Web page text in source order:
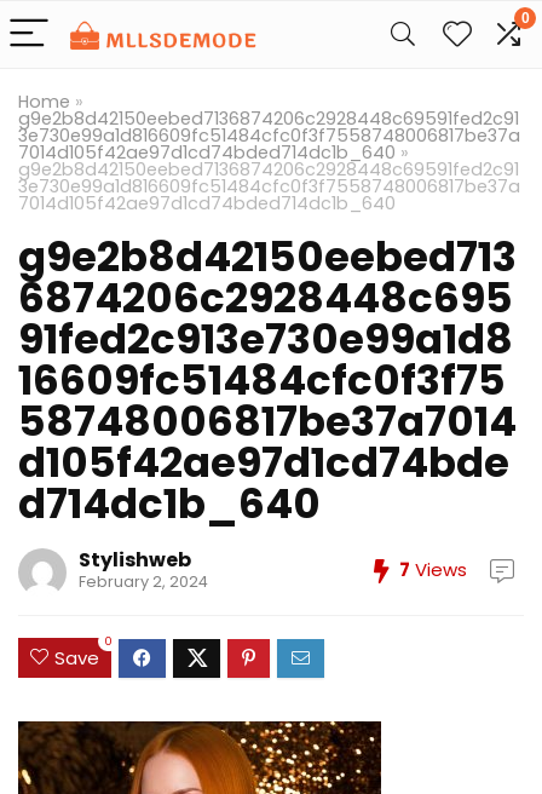
0
Home »
g9e2b8d42150eebed7136874206c2928448c69591fed2c91
3e730e99a1d816609fc51484cfc0f3f7558748006817be37a
7014d105f42ae97d1cd74bded714dc1b_640 »
g9e2b8d42150eebed7136874206c2928448c69591fed2c91
3e730e99a1d816609fc51484cfc0f3f7558748006817be37a
7014d105f42ae97d1cd74bded714dc1b_640
g9e2b8d42150eebed713
6874206c2928448c695
91fed2c913e730e99a1d8
16609fc51484cfc0f3f75
58748006817be37a7014
d105f42ae97d1cd74bde
d714dc1b_640
Stylishweb
February 2, 2024 7 Views
Save
0